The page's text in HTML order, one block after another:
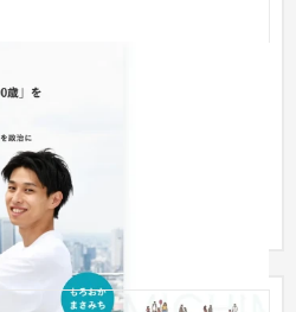
用サイト制作において、スマー
採用しました。このアプローチ